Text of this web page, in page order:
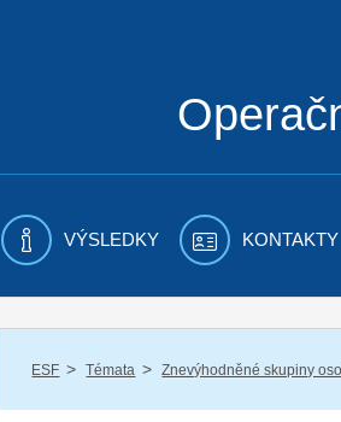
VÝSLEDKY KONTAKTY
ESF / Témata / Znevýhodněné skupiny